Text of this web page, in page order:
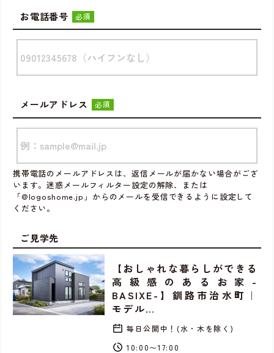
お電話番号 必須
メールアドレス 必須
携帯電話のメールアドレスは、返信メールが届かない場合がござ
います。迷惑メールフィルター設定の解除、または
「@logoshome.jp」からのメールを受信できるように設定して
ください。
ご見学先
【おしゃれな暮らしができる
高級感のあるお家-
BASIXE-】釧路市治水町｜
モデル…
毎日公開中！(水・木を除く)
10:00〜17:00